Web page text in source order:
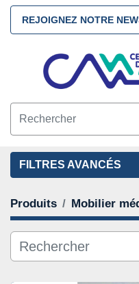
REJOIGNEZ NOTRE
FILTRES AVANCÉS
FILTRES (2)
Mobilier médical
Produits Mobilier